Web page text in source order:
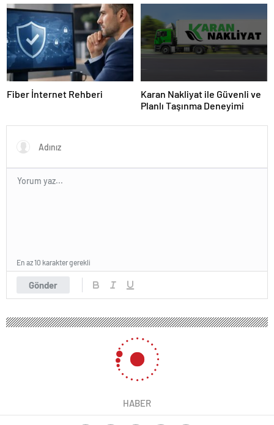
Fiber İnternet Rehberi
Karan Nakliyat ile Güvenli ve
Planlı Taşınma Deneyimi
Gönder
En az 10 karakter gerekli
HABER